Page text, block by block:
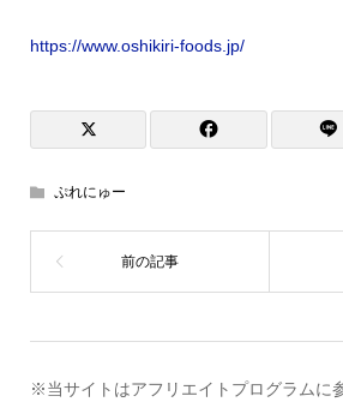
https://www.oshikiri-foods.jp/
ぷれにゅー
※当サイトはアフリエイトプログラムに